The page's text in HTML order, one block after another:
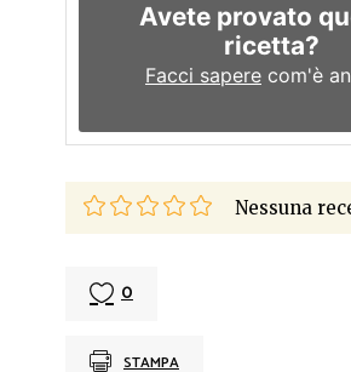
Avete provato
ricetta?
Facci sapere com'è
Nessuna
0
STAMPA